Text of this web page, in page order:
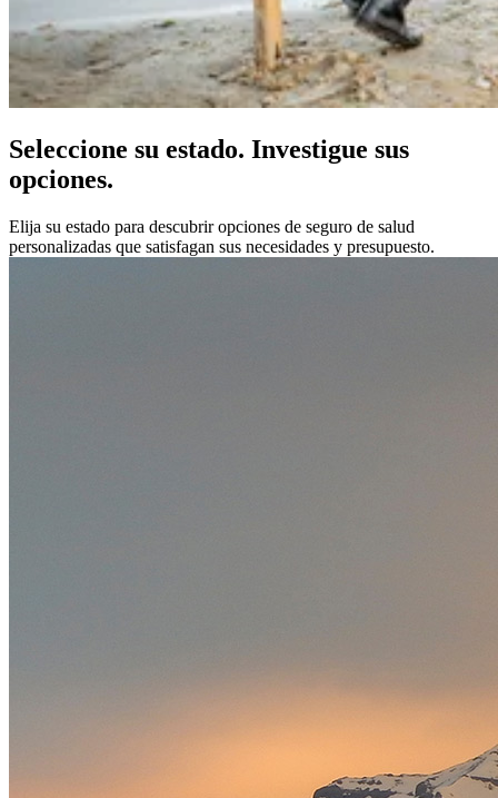
Seleccione su estado. Investigue sus
opciones.
Elija su estado para descubrir opciones de seguro de salud
personalizadas que satisfagan sus necesidades y presupuesto.